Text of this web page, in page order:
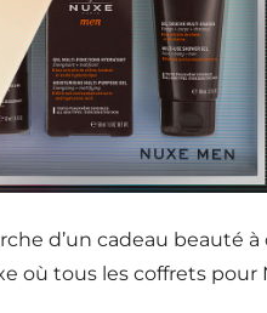
d’un cadeau beauté
où tous les coffrets pour